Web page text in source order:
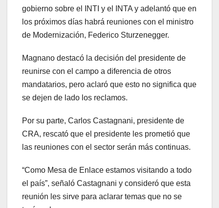
gobierno sobre el INTI y el INTA y adelantó que en
los próximos días habrá reuniones con el ministro
de Modernización, Federico Sturzenegger.
Magnano destacó la decisión del presidente de
reunirse con el campo a diferencia de otros
mandatarios, pero aclaró que esto no significa que
se dejen de lado los reclamos.
Por su parte, Carlos Castagnani, presidente de
CRA, rescató que el presidente les prometió que
las reuniones con el sector serán más continuas.
“Como Mesa de Enlace estamos visitando a todo
el país”, señaló Castagnani y consideró que esta
reunión les sirve para aclarar temas que no se